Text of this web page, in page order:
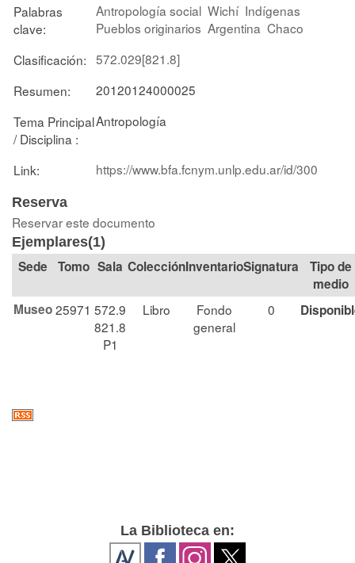
Palabras
clave:
Antropología social Wichí Indígenas
Pueblos originarios Argentina Chaco
Clasificación: 572.029[821.8]
Resumen:
20120124000025
Tema Principal
/ Disciplina :
Antropología
Link: https://www.bfa.fcnym.unlp.edu.ar/id/300
Reserva
Reservar este documento
Ejemplares(1)
Tomo Sala Colección Signatura
Tipo de
medio
Museo25971 572.9
821.8
P1
Libro
Fondo
general
0
La Biblioteca en: